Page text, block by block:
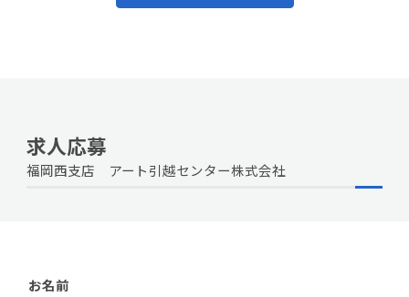
求人応募
福岡西支店 アート引越センター株式会社
お名前